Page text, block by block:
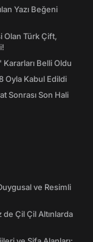
Yazı Beğeni
Olan Türk Çift,
Belli Oldu
Oyla Kabul Edildi
Sonrası Son Hali
ve Resimli
Çil Çil Altınlarda